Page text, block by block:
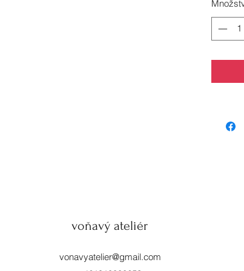
voňavý ateliér
vonavyatelier@gmail.com